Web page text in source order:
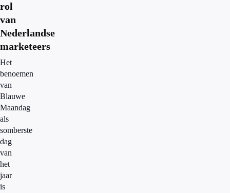
rol
van
Nederlandse
marketeers
Het
benoemen
van
Blauwe
Maandag
als
somberste
dag
van
het
jaar
is